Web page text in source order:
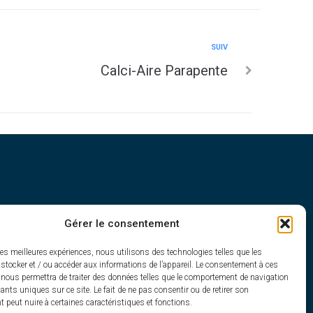
Gérer le consentement
meilleures expériences, nous utilisons des technologies telles que les
et / ou accéder aux informations de l’appareil. Le consentement à ces
permettra de traiter des données telles que le comportement de navigation
uniques sur ce site. Le fait de ne pas consentir ou de retirer son
peut nuire à certaines caractéristiques et fonctions.
SUIV
Calci-Aire Parapente